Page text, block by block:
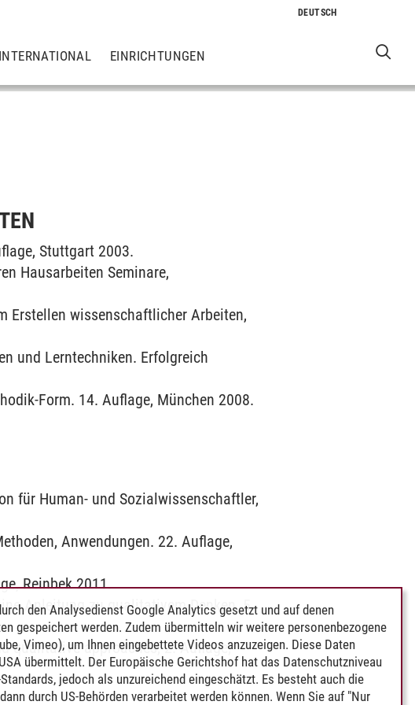
INTERNATIONAL EINRICHTUNGEN
Stuttgart 2003.
Hausarbeiten Seminare,
Erstellen wissenschaftlicher Arbeiten,
und Lerntechniken. Erfolgreich
Form. 14. Auflage, München 2008.
für Human- und Sozialwissenschaftler,
Anwendungen. 22. Auflage,
Reinbek 2011.
Anleitung zu qualitativem Denken, 5.
qualitative approaches, 2. Auflage,
den Analysedienst Google Analytics gesetzt und auf denen
gespeichert werden. Zudem übermitteln wir weitere personenbezogene
Vimeo), um Ihnen eingebettete Videos anzuzeigen. Diese Daten
übermittelt. Der Europäische Gerichtshof hat das Datenschutzniveau
jedoch als unzureichend eingeschätzt. Es besteht auch die
durch US-Behörden verarbeitet werden können. Wenn Sie auf "Nur